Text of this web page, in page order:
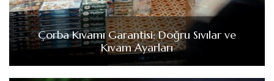
Çorba Kıvamı Garantisi: Doğru Sıvılar ve
Kıvam Ayarları